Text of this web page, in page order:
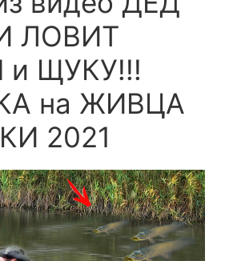
ЛОВИТ
и ЩУКУ!!!
на ЖИВЦА
2021